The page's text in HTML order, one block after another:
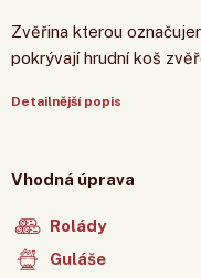
Zvěřina kterou
pokrývají hrudní koš
Detailnější popis
Vhodná úprava
Rolády
Guláše